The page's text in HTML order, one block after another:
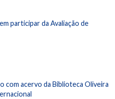
participar da Avaliação de
com acervo da Biblioteca Oliveira